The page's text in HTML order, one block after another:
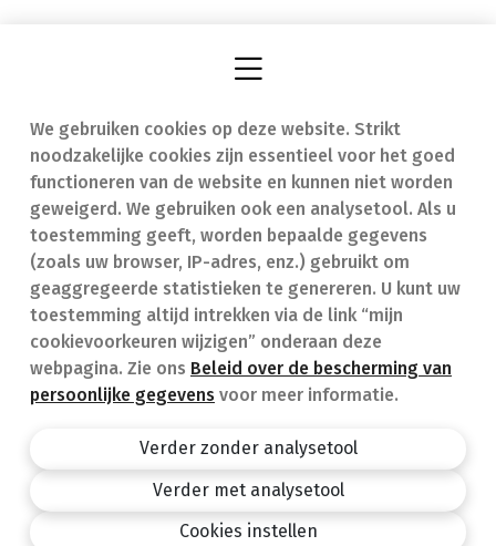
We gebruiken cookies op deze website. Strikt
noodzakelijke cookies zijn essentieel voor het goed
functioneren van de website en kunnen niet worden
geweigerd. We gebruiken ook een analysetool. Als u
toestemming geeft, worden bepaalde gegevens
(zoals uw browser, IP-adres, enz.) gebruikt om
geaggregeerde statistieken te genereren. U kunt uw
toestemming altijd intrekken via de link “mijn
cookievoorkeuren wijzigen” onderaan deze
webpagina. Zie ons Beleid over de bescherming van
persoonlijke gegevens voor meer informatie.
Verder zonder analysetool
Verder met analysetool
Cookies instellen
Vind een apotheek
Onze expertise
Ziekten
Geneesmiddelen
In geval van nood
Contact
Veelgestelde vragen
(FAQ)
Apotheek.be
Privacy policy
Algemene voorwaarden
design by